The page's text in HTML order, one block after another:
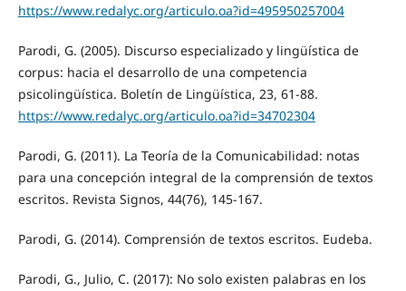
https://www.redalyc.org/articulo.oa?id=495950257004
Parodi, G. (2005). Discurso especializado y lingüística de
corpus: hacia el desarrollo de una competencia
psicolingüística. Boletín de Lingüística, 23, 61-88.
https://www.redalyc.org/articulo.oa?id=34702304
Parodi, G. (2011). La Teoría de la Comunicabilidad: notas
para una concepción integral de la comprensión de textos
escritos. Revista Signos, 44(76), 145-167.
Parodi, G. (2014). Comprensión de textos escritos. Eudeba.
Parodi, G., Julio, C. (2017): No solo existen palabras en los